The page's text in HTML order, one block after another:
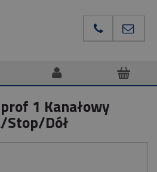
1 Kanałowy
Stop/Dół